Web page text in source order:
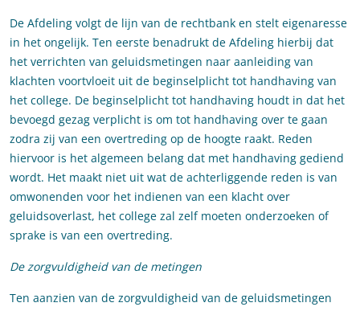
De Afdeling volgt de lijn van de rechtbank en stelt eigenaresse
in het ongelijk. Ten eerste benadrukt de Afdeling hierbij dat
het verrichten van geluidsmetingen naar aanleiding van
klachten voortvloeit uit de beginselplicht tot handhaving van
het college. De beginselplicht tot handhaving houdt in dat het
bevoegd gezag verplicht is om tot handhaving over te gaan
zodra zij van een overtreding op de hoogte raakt. Reden
hiervoor is het algemeen belang dat met handhaving gediend
wordt. Het maakt niet uit wat de achterliggende reden is van
omwonenden voor het indienen van een klacht over
geluidsoverlast, het college zal zelf moeten onderzoeken of
sprake is van een overtreding.
De zorgvuldigheid van de metingen
Ten aanzien van de zorgvuldigheid van de geluidsmetingen